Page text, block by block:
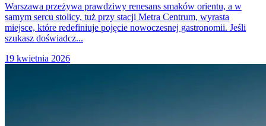
Warszawa przeżywa prawdziwy renesans smaków orientu, a w
samym sercu stolicy, tuż przy stacji Metra Centrum, wyrasta
miejsce, które redefiniuje pojęcie nowoczesnej gastronomii. Jeśli
szukasz doświadcz...
19 kwietnia 2026